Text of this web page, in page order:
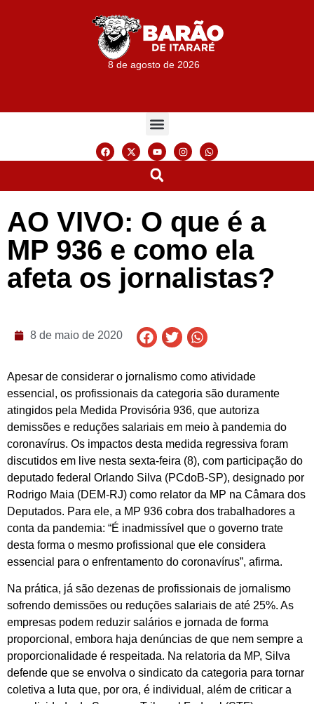
8 de agosto de 2026
AO VIVO: O que é a
MP 936 e como ela
afeta os jornalistas?
8 de maio de 2020
Apesar de considerar o jornalismo como atividade
essencial, os profissionais da categoria são duramente
atingidos pela Medida Provisória 936, que autoriza
demissões e reduções salariais em meio à pandemia do
coronavírus. Os impactos desta medida regressiva foram
discutidos em live nesta sexta-feira (8), com participação do
deputado federal Orlando Silva (PCdoB-SP), designado por
Rodrigo Maia (DEM-RJ) como relator da MP na Câmara dos
Deputados. Para ele, a MP 936 cobra dos trabalhadores a
conta da pandemia: “É inadmissível que o governo trate
desta forma o mesmo profissional que ele considera
essencial para o enfrentamento do coronavírus”, afirma.
Na prática, já são dezenas de profissionais de jornalismo
sofrendo demissões ou reduções salariais de até 25%. As
empresas podem reduzir salários e jornada de forma
proporcional, embora haja denúncias de que nem sempre a
proporcionalidade é respeitada. Na relatoria da MP, Silva
defende que se envolva o sindicato da categoria para tornar
coletiva a luta que, por ora, é individual, além de criticar a